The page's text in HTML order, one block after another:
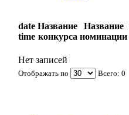
date
time
Название
конкурса
Название
номинации
Отображать по Всего: 0
Нет записей